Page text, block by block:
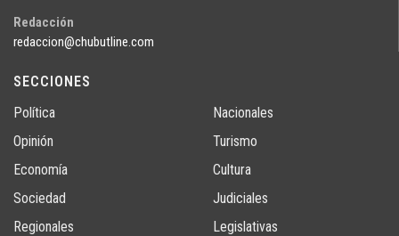
Redacción
redaccion@chubutline.com
SECCIONES
Política
Opinión
Economía
Sociedad
Regionales
Nacionales
Turismo
Cultura
Judiciales
Legislativas